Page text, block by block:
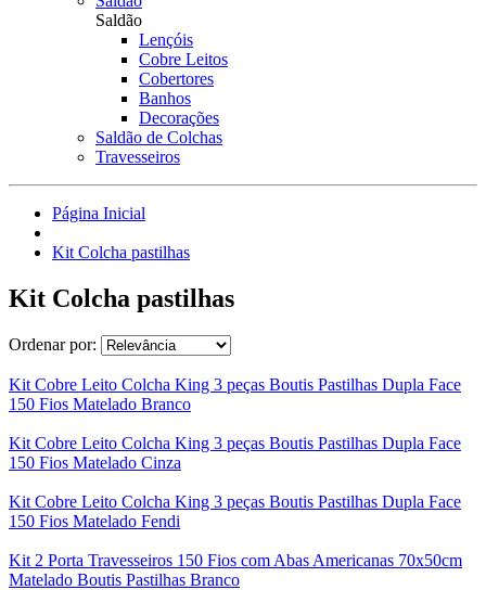
Saldão
Lençóis
Cobre Leitos
Cobertores
Banhos
Decorações
Saldão de Colchas
Travesseiros
Página Inicial
Kit Colcha pastilhas
Kit Colcha pastilhas
Ordenar por:
Kit Cobre Leito Colcha King 3 peças Boutis Pastilhas Dupla Face
150 Fios Matelado Branco
Kit Cobre Leito Colcha King 3 peças Boutis Pastilhas Dupla Face
150 Fios Matelado Cinza
Kit Cobre Leito Colcha King 3 peças Boutis Pastilhas Dupla Face
150 Fios Matelado Fendi
Kit 2 Porta Travesseiros 150 Fios com Abas Americanas 70x50cm
Matelado Boutis Pastilhas Branco